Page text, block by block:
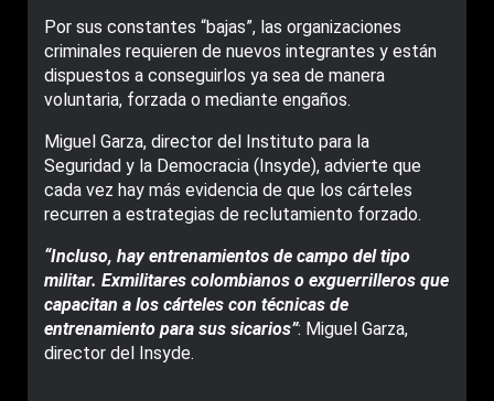
Por sus constantes “bajas”, las organizaciones
criminales requieren de nuevos integrantes y están
dispuestos a conseguirlos ya sea de manera
voluntaria, forzada o mediante engaños.
Miguel Garza, director del Instituto para la
Seguridad y la Democracia (Insyde), advierte que
cada vez hay más evidencia de que los cárteles
recurren a estrategias de reclutamiento forzado.
“Incluso, hay entrenamientos de campo del tipo
militar. Exmilitares colombianos o exguerrilleros que
capacitan a los cárteles con técnicas de
entrenamiento para sus sicarios”: Miguel Garza,
director del Insyde.